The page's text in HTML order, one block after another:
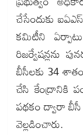
చేసేందుకు
కమిటీని
రిజర్వేషన్లను
బీసీలకు 34
చేసి కేంద్రానికి
పథకం ద్వారా బీసీ
వెల్లడించారు.